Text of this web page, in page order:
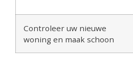
Controleer uw nieuwe
woning en maak schoon